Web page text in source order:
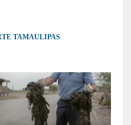
TAMAULIPAS